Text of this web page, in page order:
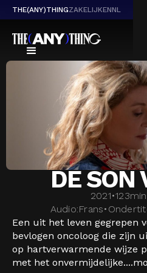
THE(ANY)THINGZAKELIJKENNL
DE SON
2021•123min
Audio:Frans•
Een uit het leven gegrepen
bevlogen oncoloog die zijn
op hartverwarmende wijze
met het onvermijdelijke....